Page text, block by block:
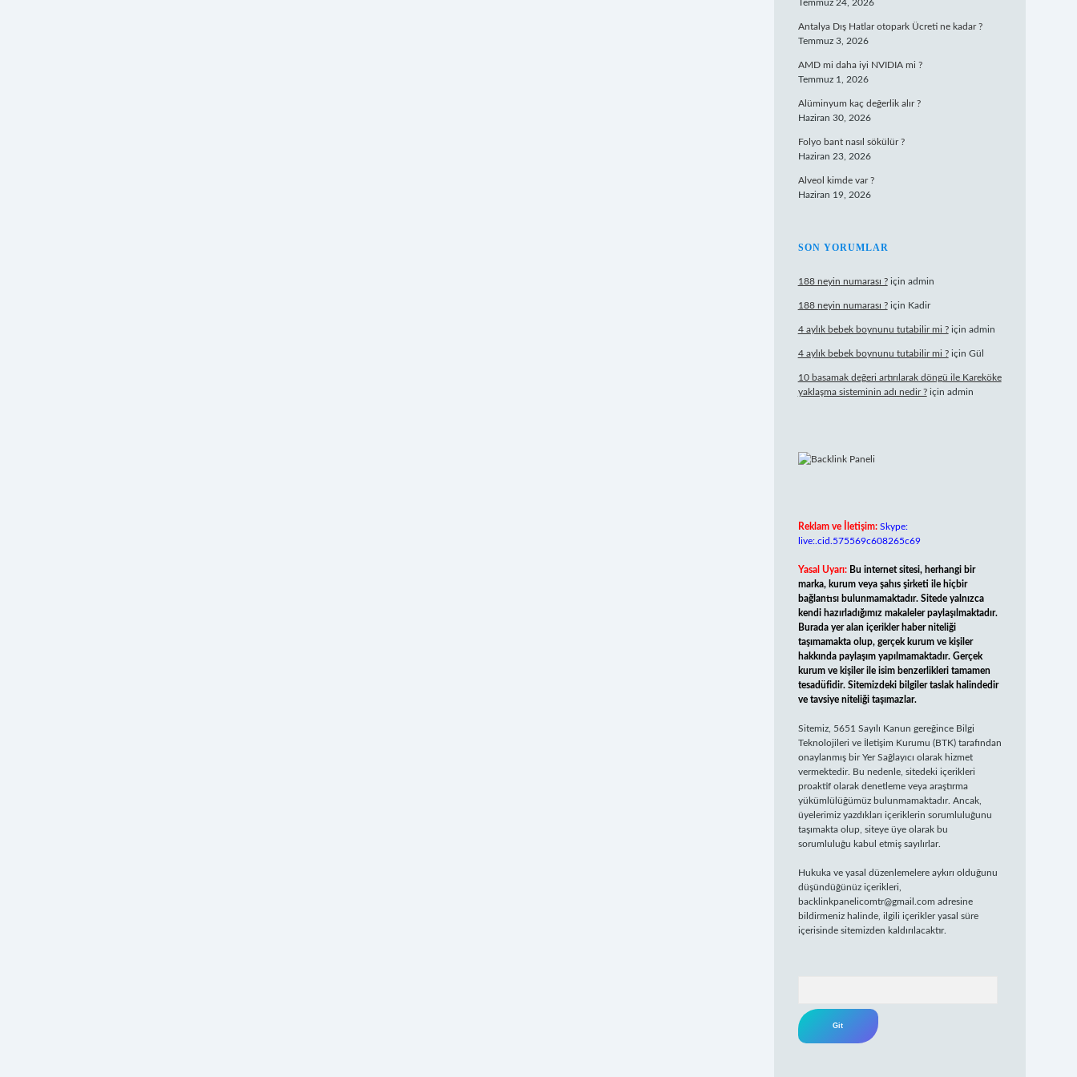
Temmuz 24, 2026
Antalya Dış Hatlar otopark Ücreti ne kadar ?
Temmuz 3, 2026
AMD mi daha iyi NVIDIA mi ?
Temmuz 1, 2026
Alüminyum kaç değerlik alır ?
Haziran 30, 2026
Folyo bant nasıl sökülür ?
Haziran 23, 2026
Alveol kimde var ?
Haziran 19, 2026
SON YORUMLAR
188 neyin numarası ?için admin
188 neyin numarası ?için Kadir
4 aylık bebek boynunu tutabilir mi ?için admin
4 aylık bebek boynunu tutabilir mi ?için Gül
10 basamak değeri artırılarak döngü ile Kareköke
yaklaşma sisteminin adı nedir ?için admin
Reklam ve İletişim: Skype:
live:.cid.575569c608265c69
Yasal Uyarı: Bu internet sitesi, herhangi bir
marka, kurum veya şahıs şirketi ile hiçbir
bağlantısı bulunmamaktadır. Sitede yalnızca
kendi hazırladığımız makaleler paylaşılmaktadır.
Burada yer alan içerikler haber niteliği
taşımamakta olup, gerçek kurum ve kişiler
hakkında paylaşım yapılmamaktadır. Gerçek
kurum ve kişiler ile isim benzerlikleri tamamen
tesadüfidir. Sitemizdeki bilgiler taslak halindedir
ve tavsiye niteliği taşımazlar.
Sitemiz, 5651 Sayılı Kanun gereğince Bilgi
Teknolojileri ve İletişim Kurumu (BTK) tarafından
onaylanmış bir Yer Sağlayıcı olarak hizmet
vermektedir. Bu nedenle, sitedeki içerikleri
proaktif olarak denetleme veya araştırma
yükümlülüğümüz bulunmamaktadır. Ancak,
üyelerimiz yazdıkları içeriklerin sorumluluğunu
taşımakta olup, siteye üye olarak bu
sorumluluğu kabul etmiş sayılırlar.
Hukuka ve yasal düzenlemelere aykırı olduğunu
düşündüğünüz içerikleri,
backlinkpanelicomtr@gmail.com adresine
bildirmeniz halinde, ilgili içerikler yasal süre
içerisinde sitemizden kaldırılacaktır.